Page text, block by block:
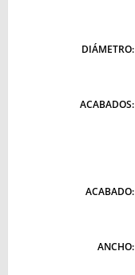
DIÁMETRO:
ACABADOS:
ACABADO:
ANCHO: